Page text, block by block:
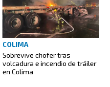
COLIMA
Sobrevive chofer tras
volcadura e incendio de tráiler
en Colima